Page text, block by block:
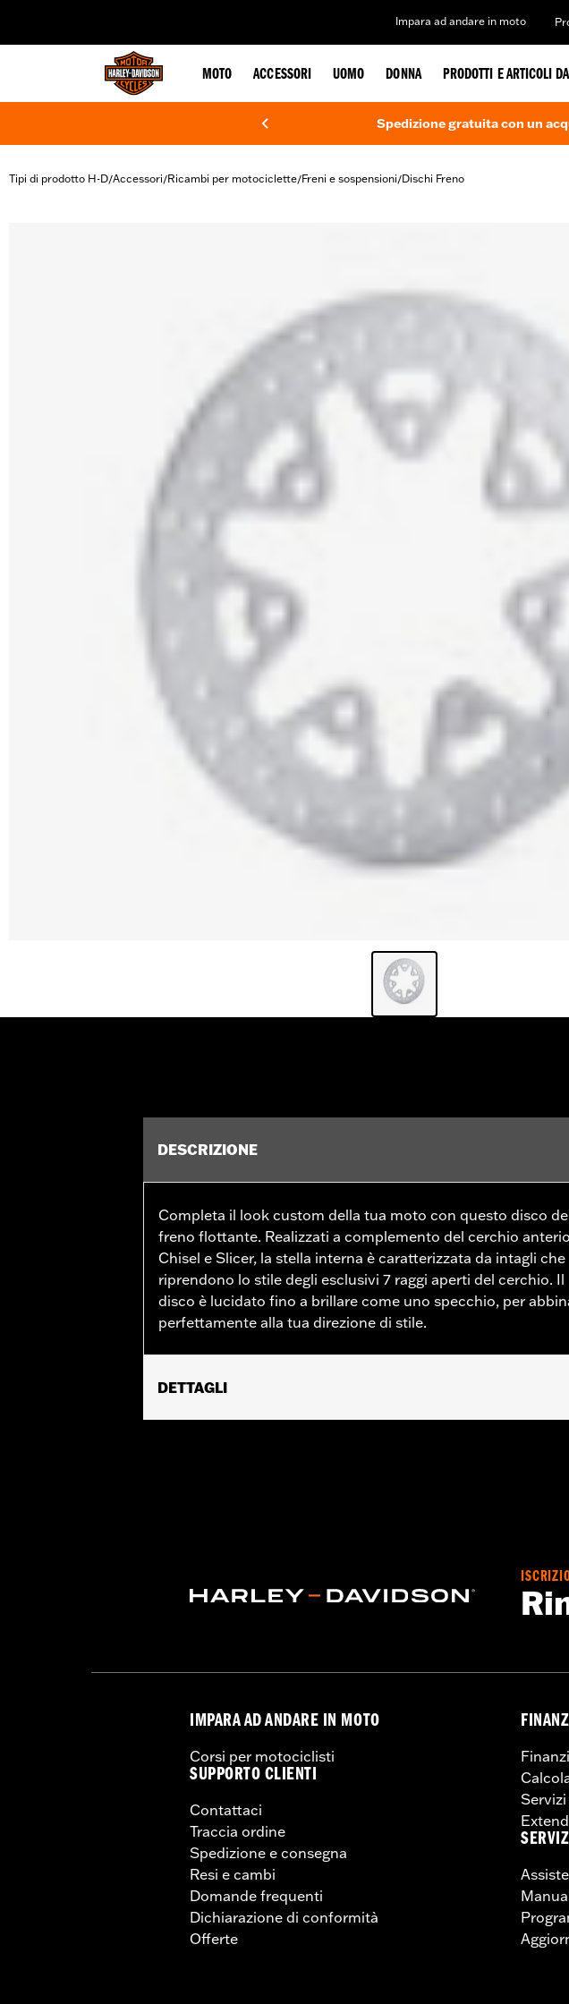
Impara ad andare in moto
MOTO ACCESSORI UOMO DONNA PRODOTTI E ARTICOLI
Spedizione gratuita con un
Tipi di prodotto H-D/Accessori/Ricambi per motociclette/Freni e sospensioni/Dischi Freno
DESCRIZIONE
Completa il look custom della tua moto con questo disco
freno flottante. Realizzati a complemento del cerchio
Chisel e Slicer, la stella interna è caratterizzata da intagli che
riprendono lo stile degli esclusivi 7 raggi aperti del cerchio. Il
disco è lucidato fino a brillare come uno specchio, per
perfettamente alla tua direzione di stile.
DETTAGLI
www.h-d.com/
IMPARA AD ANDARE IN MOTO
Corsi per motociclisti
SUPPORTO CLIENTI
Contattaci
Traccia ordine
Spedizione e consegna
Resi e cambi
Domande frequenti
Dichiarazione di conformità
Offerte